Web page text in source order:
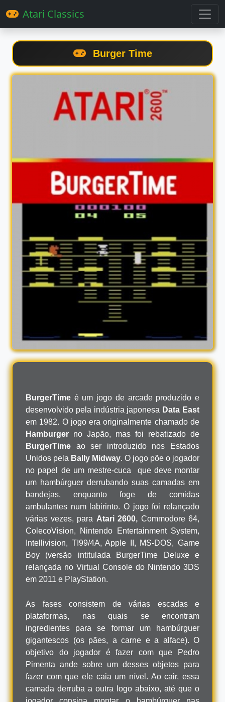
Atari Classics
Burger Time
BurgerTime é um jogo de arcade produzido e
desenvolvido pela indústria japonesa Data East
em 1982. O jogo era originalmente chamado de
Hamburger no Japão, mas foi rebatizado de
BurgerTime ao ser introduzido nos Estados
Unidos pela Bally Midway. O jogo põe o jogador
no papel de um mestre-cuca que deve montar
um hambúrguer derrubando suas camadas em
bandejas, enquanto foge de comidas
ambulantes num labirinto. O jogo foi relançado
várias vezes, para Atari 2600, Commodore 64,
ColecoVision, Nintendo Entertainment System,
Intellivision, TI99/4A, Apple II, MS-DOS, Game
Boy (versão intitulada BurgerTime Deluxe e
relançada no Virtual Console do Nintendo 3DS
em 2011 e PlayStation.
As fases consistem de várias escadas e
plataformas, nas quais se encontram
ingredientes para se formar um hambúrguer
gigantescos (os pães, a carne e a alface). O
objetivo do jogador é fazer com que Pedro
Pimenta ande sobre um desses objetos para
fazer com que ele caia um nível. Ao cair, essa
camada derruba a outra logo abaixo, até que o